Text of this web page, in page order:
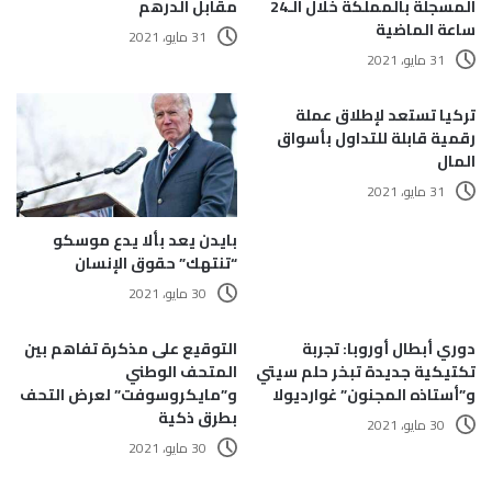
المسجلة بالمملكة خلال الـ24
ساعة الماضية
31 مايو، 2021
مقابل الدرهم
31 مايو، 2021
تركيا تستعد لإطلاق عملة
رقمية قابلة للتداول بأسواق
المال
31 مايو، 2021
بايدن يعد بألا يدع موسكو
“تنتهك” حقوق الإنسان
30 مايو، 2021
دوري أبطال أوروبا: تجربة
تكتيكية جديدة تبخر حلم سيتي
و”أستاذه المجنون” غوارديولا
30 مايو، 2021
التوقيع على مذكرة تفاهم بين
المتحف الوطني
و”مايكروسوفت” لعرض التحف
بطرق ذكية
30 مايو، 2021